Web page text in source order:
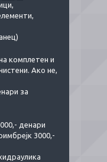
комплетен и
Ако не,
за
денари
3000,-